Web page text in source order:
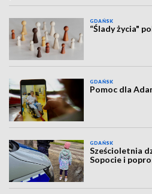
GDAŃSK
“Ślady życia"
GDAŃSK
Pomoc dla
GDAŃSK
Sześcioletnia
Sopocie i